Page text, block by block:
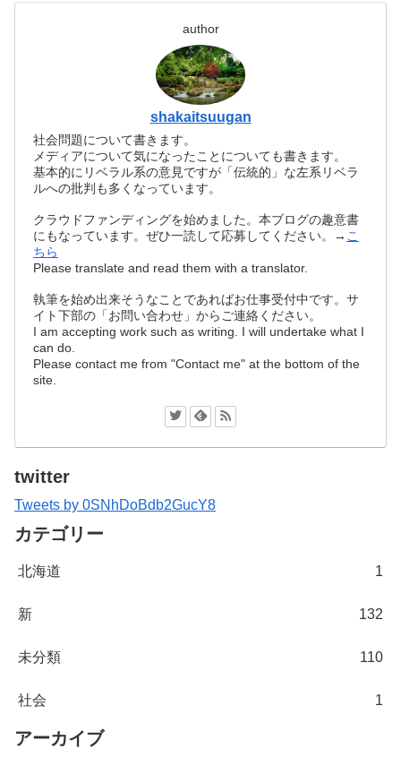
author
shakaitsuugan
社会問題について書きます。
メディアについて気になったことについても書きます。
基本的にリベラル系の意見ですが「伝統的」な左系リベラ
ルへの批判も多くなっています。
クラウドファンディングを始めました。本ブログの趣意書
にもなっています。ぜひ一読して応募してください。→ こ
ちら
Please translate and read them with a translator.
執筆を始め出来そうなことであればお仕事受付中です。サ
イト下部の「お問い合わせ」からご連絡ください。
I am accepting work such as writing. I will undertake what I
can do.
Please contact me from "Contact me" at the bottom of the
site.
twitter
Tweets by 0SNhDoBdb2GucY8
カテゴリー
北海道 1
新 132
未分類 110
社会 1
アーカイブ